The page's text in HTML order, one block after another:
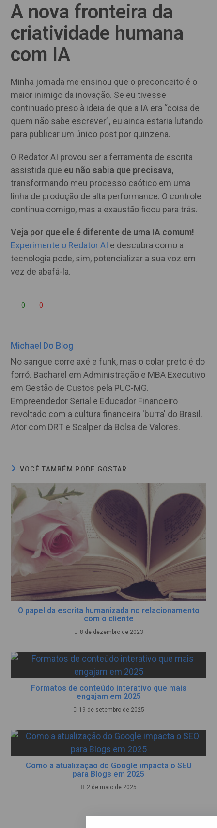
A nova fronteira da
criatividade humana
com IA
Minha jornada me ensinou que o preconceito é o
maior inimigo da inovação. Se eu tivesse
continuado preso à ideia de que a IA era “coisa de
quem não sabe escrever”, eu ainda estaria lutando
para publicar um único post por quinzena.
O Redator AI provou ser a ferramenta de escrita
assistida que eu não sabia que precisava,
transformando meu processo caótico em uma
linha de produção de alta performance. O controle
continua comigo, mas a exaustão ficou para trás.
Veja por que ele é diferente de uma IA comum!
Experimente o Redator AI e descubra como a
tecnologia pode, sim, potencializar a sua voz em
vez de abafá-la.
0 0
Michael Do Blog
No sangue corre axé e funk, mas o colar preto é do
forró. Bacharel em Administração e MBA Executivo
em Gestão de Custos pela PUC-MG.
Empreendedor Serial e Educador Financeiro
revoltado com a cultura financeira 'burra' do Brasil.
Ator com DRT e Scalper da Bolsa de Valores.
VOCÊ TAMBÉM PODE GOSTAR
O papel da escrita humanizada no relacionamento
com o cliente
8 de dezembro de 2023
Formatos de conteúdo interativo que mais
engajam em 2025
19 de setembro de 2025
Como a atualização do Google impacta o SEO
para Blogs em 2025
2 de maio de 2025